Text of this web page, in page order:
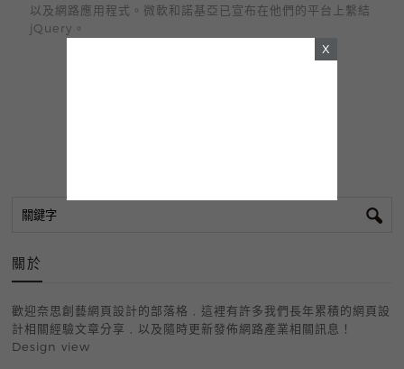
以及網路應用程式。微軟和諾基亞已宣布在他們的平台上繫結
jQuery。
X
關於
歡迎奈思創藝網頁設計的部落格 , 這裡有許多我們長年累積的網頁設
計相關經驗文章分享 , 以及隨時更新發佈網路產業相關訊息！
Design view